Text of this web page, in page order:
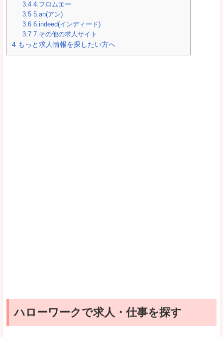
3.4 4.フロムエー
3.5 5.an(アン)
3.6 6.indeed(インディード)
3.7 7.その他の求人サイト
4 もっと求人情報を探したい方へ
ハローワークで求人・仕事を探す